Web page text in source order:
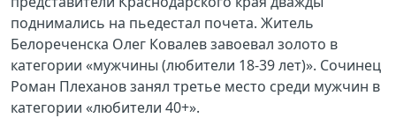
поднимались на пьедестал почета. Житель
Белореченска Олег Ковалев завоевал золото в
категории «мужчины (любители 18-39 лет)». Сочинец
Роман Плеханов занял третье место среди мужчин в
категории «любители 40+».